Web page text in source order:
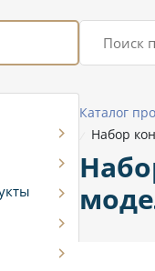
Каталог
Набор